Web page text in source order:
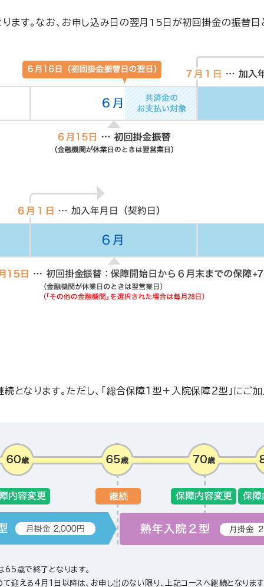
、お申し込み日の翌月15日が初回掛金の振替
す。ただし、「総合保障１型＋入院保障２型」にご
65歳で終了となります。
迎える4月1日以降は、お申し出のない限り、上記コースへ継続となります